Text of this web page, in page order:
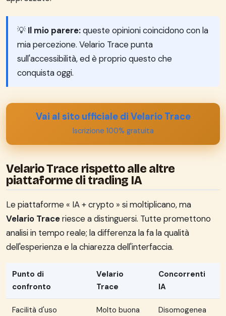
💡 Il mio parere:queste opinioni coincidono con la
mia percezione. Velario Trace punta
sull'accessibilità, ed è proprio questo che
conquista oggi.
Vai al sito ufficiale di Velario Trace
Iscrizione 100% gratuita
Velario Trace rispetto alle altre
piattaforme di trading IA
Le piattaforme « IA + crypto » si moltiplicano, ma
Velario Traceriesce a distinguersi. Tutte promettono
analisi in tempo reale; la differenza la fa la qualità
dell'esperienza e la chiarezza dell'interfaccia.
Punto di
confronto
Velario
Trace
Concorrenti
IA
Facilità d'uso Molto buona Disomogenea